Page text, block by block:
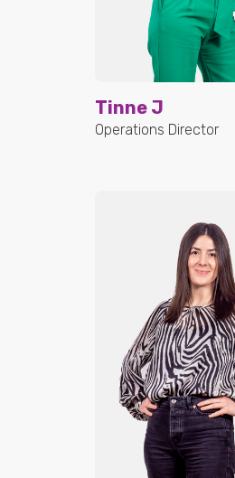
Tinne J
Operations Director